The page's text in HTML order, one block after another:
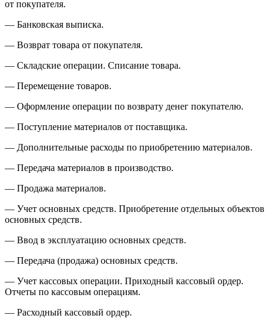
от покупателя.
— Банковская выписка.
— Возврат товара от покупателя.
— Складские операции. Списание товара.
— Перемещение товаров.
— Оформление операции по возврату денег покупателю.
— Поступление материалов от поставщика.
— Дополнительные расходы по приобретению материалов.
— Передача материалов в производство.
— Продажа материалов.
— Учет основных средств. Приобретение отдельных объектов
основных средств.
— Ввод в эксплуатацию основных средств.
— Передача (продажа) основных средств.
— Учет кассовых операции. Приходный кассовый ордер.
Отчеты по кассовым операциям.
— Расходный кассовый ордер.